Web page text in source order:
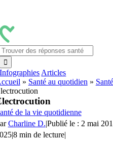
contenu
Infographies Articles
» Santé au quotidien »
de la vie quotidienne
Charline D.|Publié le : 2 mai
|8 min de lecture|